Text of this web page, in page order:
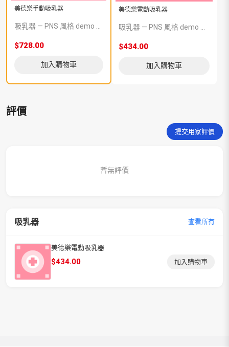
美德樂手動吸乳器
吸乳器 — PNS 風格 demo 占位商品，方便首頁與分類頁版位演示，上線前由業務替換為真實 SKU。
$728.00
加入購物車
美德樂電動吸乳器
吸乳器 — PNS 風格 demo 占位商品，方便首頁與分類頁版位演示，上線前由業務替換為真實 SKU。
$434.00
加入購物車
評價
提交用家評價
暫無評價
吸乳器 查看所有
美德樂電動吸乳器
$434.00 加入購物車